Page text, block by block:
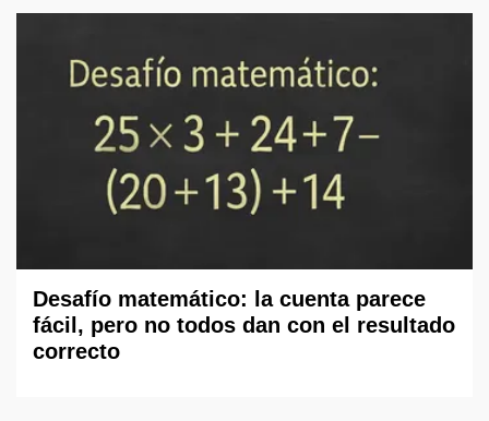
Desafío matemático: la cuenta parece
fácil, pero no todos dan con el resultado
correcto